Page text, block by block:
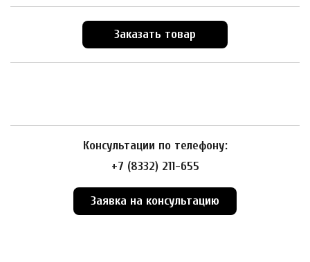
Заказать товар
Консультации по телефону:
+7 (8332) 211-655
Заявка на консультацию